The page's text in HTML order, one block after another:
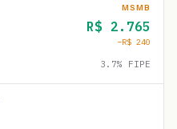
MSMB
R$ 2.765
−R$ 240
3.7% FIPE